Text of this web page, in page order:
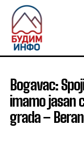
Bogavac:
imamo jasan
grada –